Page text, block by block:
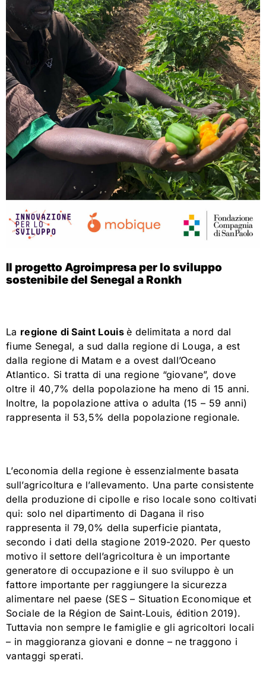
Il progetto Agroimpresa per lo sviluppo
sostenibile del Senegal a Ronkh
La regione di Saint Louisè delimitata a nord dal
fiume Senegal, a sud dalla regione di Louga, a est
dalla regione di Matam e a ovest dall’Oceano
Atlantico. Si tratta di una regione “giovane”, dove
oltre il 40,7% della popolazione ha meno di 15 anni.
Inoltre, la popolazione attiva o adulta (15 – 59 anni)
rappresenta il 53,5% della popolazione regionale.
L’economia della regione è essenzialmente basata
sull’agricoltura e l’allevamento. Una parte consistente
della produzione di cipolle e riso locale sono coltivati
qui: solo nel dipartimento di Dagana il riso
rappresenta il 79,0% della superficie piantata,
secondo i dati della stagione 2019-2020. Per questo
motivo il settore dell’agricoltura è un importante
generatore di occupazione e il suo sviluppo è un
fattore importante per raggiungere la sicurezza
alimentare nel paese (SES – Situation Economique et
Sociale de la Région de Saint‐Louis, édition 2019).
Tuttavia non sempre le famiglie e gli agricoltori locali
– in maggioranza giovani e donne – ne traggono i
vantaggi sperati.